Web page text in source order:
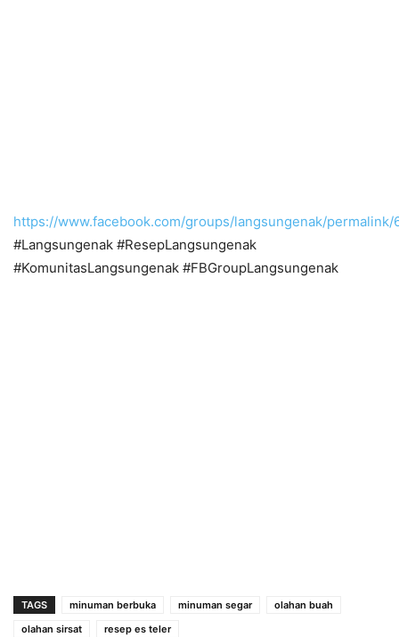
https://www.facebook.com/groups/langsungenak/
#Langsungenak #ResepLangsungenak
#KomunitasLangsungenak #FBGroupLangsungenak
TAGS minuman berbuka minuman segar
olahan buah
olahan sirsat
resep es teler